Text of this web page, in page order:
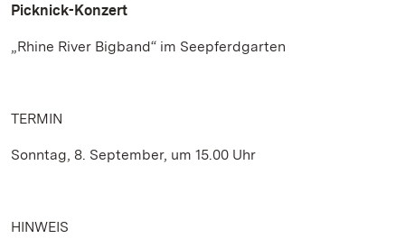
Picknick-Konzert
„Rhine River Bigband“ im Seepferdgarten
TERMIN
Sonntag, 8. September, um 15.00 Uhr
HINWEIS